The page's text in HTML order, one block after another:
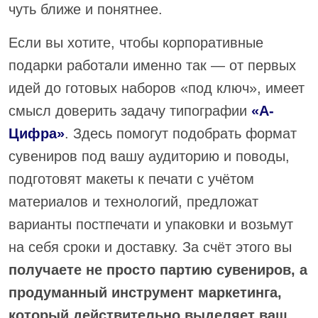
чуть ближе и понятнее.
Если вы хотите, чтобы корпоративные
подарки работали именно так — от первых
идей до готовых наборов «под ключ», имеет
смысл доверить задачу типографии «А-
Цифра». Здесь помогут подобрать формат
сувениров под вашу аудиторию и поводы,
подготовят макеты к печати с учётом
материалов и технологий, предложат
варианты постпечати и упаковки и возьмут
на себя сроки и доставку. За счёт этого вы
получаете не просто партию сувениров, а
продуманный инструмент маркетинга,